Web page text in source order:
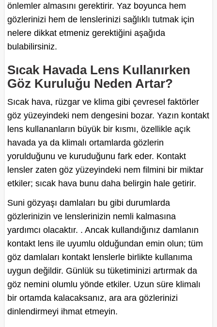
önlemler almasını gerektirir. Yaz boyunca hem
gözlerinizi hem de lenslerinizi sağlıklı tutmak için
nelere dikkat etmeniz gerektiğini aşağıda
bulabilirsiniz.
Sıcak Havada Lens Kullanırken
Göz Kuruluğu Neden Artar?
Sıcak hava, rüzgar ve klima gibi çevresel faktörler
göz yüzeyindeki nem dengesini bozar. Yazın kontakt
lens kullananların büyük bir kısmı, özellikle açık
havada ya da klimalı ortamlarda gözlerin
yorulduğunu ve kuruduğunu fark eder. Kontakt
lensler zaten göz yüzeyindeki nem filmini bir miktar
etkiler; sıcak hava bunu daha belirgin hale getirir.
Suni gözyaşı damlaları bu gibi durumlarda
gözlerinizin ve lenslerinizin nemli kalmasına
yardımcı olacaktır. . Ancak kullandığınız damlanın
kontakt lens ile uyumlu olduğundan emin olun; tüm
göz damlaları kontakt lenslerle birlikte kullanıma
uygun değildir. Günlük su tüketiminizi artırmak da
göz nemini olumlu yönde etkiler. Uzun süre klimalı
bir ortamda kalacaksanız, ara ara gözlerinizi
dinlendirmeyi ihmat etmeyin.